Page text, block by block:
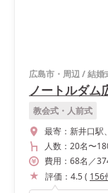
広島市・周辺/結婚
ノートルダム
教会式・人前式
最寄： 新井口駅
人数： 20名〜
費用： 68名 ／
評価： 4.5( 156